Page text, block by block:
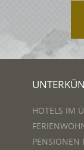
HOTELS IM
PENSIONEN